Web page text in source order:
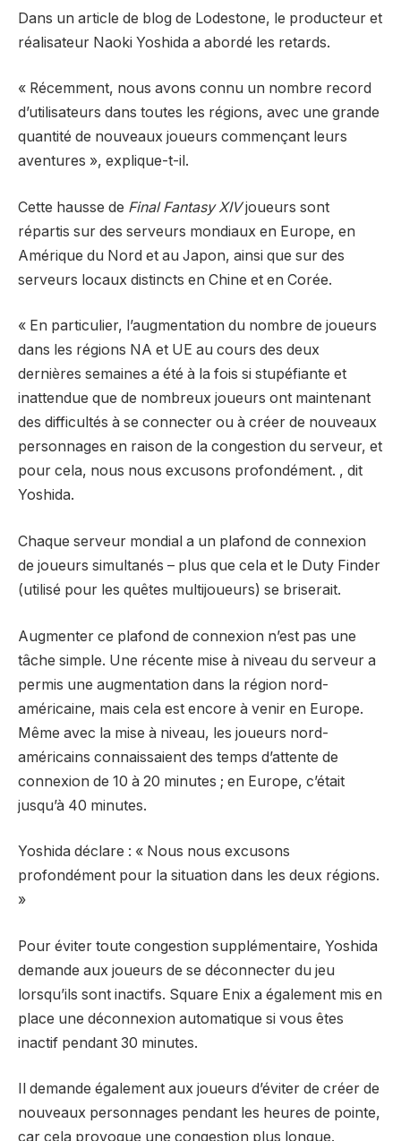
Dans un article de blog de Lodestone, le producteur et
réalisateur Naoki Yoshida a abordé les retards.
« Récemment, nous avons connu un nombre record
d’utilisateurs dans toutes les régions, avec une grande
quantité de nouveaux joueurs commençant leurs
aventures », explique-t-il.
Cette hausse de Final Fantasy XIVjoueurs sont
répartis sur des serveurs mondiaux en Europe, en
Amérique du Nord et au Japon, ainsi que sur des
serveurs locaux distincts en Chine et en Corée.
« En particulier, l’augmentation du nombre de joueurs
dans les régions NA et UE au cours des deux
dernières semaines a été à la fois si stupéfiante et
inattendue que de nombreux joueurs ont maintenant
des difficultés à se connecter ou à créer de nouveaux
personnages en raison de la congestion du serveur, et
pour cela, nous nous excusons profondément. , dit
Yoshida.
Chaque serveur mondial a un plafond de connexion
de joueurs simultanés – plus que cela et le Duty Finder
(utilisé pour les quêtes multijoueurs) se briserait.
Augmenter ce plafond de connexion n’est pas une
tâche simple. Une récente mise à niveau du serveur a
permis une augmentation dans la région nord-
américaine, mais cela est encore à venir en Europe.
Même avec la mise à niveau, les joueurs nord-
américains connaissaient des temps d’attente de
connexion de 10 à 20 minutes ; en Europe, c’était
jusqu’à 40 minutes.
Yoshida déclare : « Nous nous excusons
profondément pour la situation dans les deux régions.
»
Pour éviter toute congestion supplémentaire, Yoshida
demande aux joueurs de se déconnecter du jeu
lorsqu’ils sont inactifs. Square Enix a également mis en
place une déconnexion automatique si vous êtes
inactif pendant 30 minutes.
Il demande également aux joueurs d’éviter de créer de
nouveaux personnages pendant les heures de pointe,
car cela provoque une congestion plus longue.